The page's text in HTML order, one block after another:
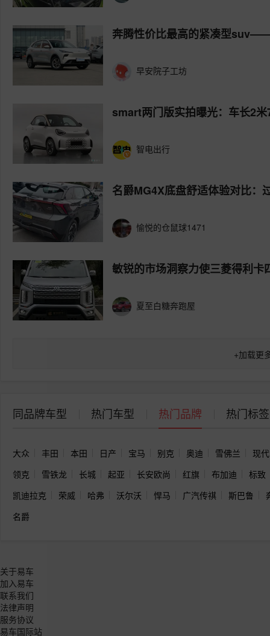
奔腾性价比最高的紧凑型
早安院子工坊
smart两门版实拍曝光：车长2
智电出行
名爵MG4X底盘舒适体验对比：
愉悦的仓鼠球1471
敏锐的市场洞察力使三菱得利
夏至白糖奔跑屋
+加载更
同品牌车型 热门车型 热门品牌 热门标签
大众 丰田 本田 日产 宝马 别克 奥迪 雪佛兰
现代
领克
雪铁龙 长城 起亚 长安欧尚 红旗 布加迪
标致
凯迪拉克
荣威 哈弗 沃尔沃 悍马 广汽传祺 斯巴鲁
名爵
关于易车
加入易车
联系我们
法律声明
服务协议
易车国际站